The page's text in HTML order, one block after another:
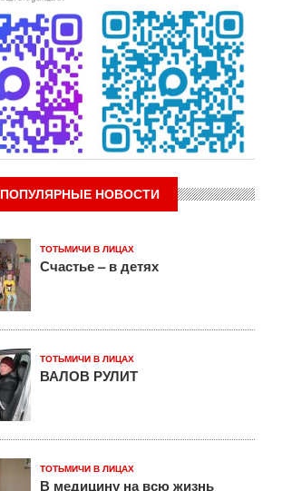
ПОПУЛЯРНЫЕ НОВОСТИ
ТОТЬМИЧИ В ЛИЦАХ
Счастье – в детях
ТОТЬМИЧИ В ЛИЦАХ
ВАЛОВ РУЛИТ
ТОТЬМИЧИ В ЛИЦАХ
В медицину на всю жизнь